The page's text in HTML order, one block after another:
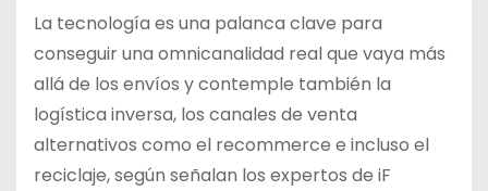
La tecnología es una palanca clave para
conseguir una omnicanalidad real que vaya más
allá de los envíos y contemple también la
logística inversa, los canales de venta
alternativos como el recommerce e incluso el
reciclaje, según señalan los expertos de iF